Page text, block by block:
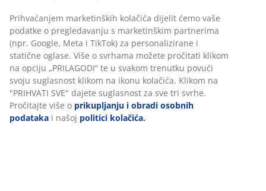
BROJ ARTIKLA: 6896807
Podaci o proizvodu
Prihvaćanjem marketinških kolačića dijelit ćemo vaše
podatke o pregledavanju s marketinškim partnerima
(npr. Google, Meta i TikTok) za personalizirane i
statične oglase. Više o svrhama možete pročitati klikom
na opciju „PRILAGODI“ te u svakom trenutku povući
svoju suglasnost klikom na ikonu kolačića. Klikom na
"PRIHVATI SVE" dajete suglasnost za sve tri svrhe.
Pročitajte više o prikupljanju i obradi osobnih
podataka i našoj politici kolačića.